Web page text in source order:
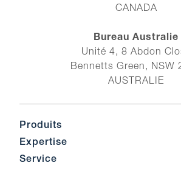
CANADA
Bureau Australie
Unité 4, 8 Abdon
Bennetts Green, NSW
AUSTRALIE
Produits
Expertise
Service